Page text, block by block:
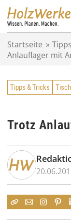
Startseite »
Anlauflager mit
Tipps & Tricks
Trotz